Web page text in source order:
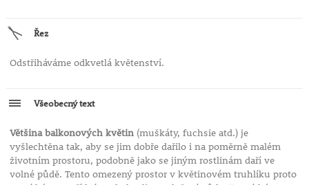
Řez
Odstřiháváme odkvetlá květenství.
Všeobecný text
Většina balkonových květin(muškáty, fuchsie atd.) je
vyšlechtěna tak, aby se jim dobře dařilo i na poměrně malém
životním prostoru, podobně jako se jiným rostlinám daří ve
volné půdě. Tento omezený prostor v květinovém truhlíku proto